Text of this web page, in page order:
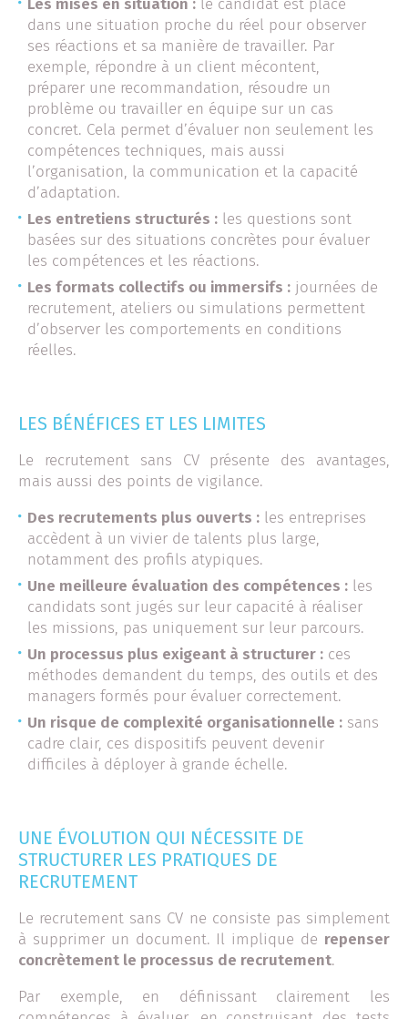
Les mises en situation : le candidat est placé
dans une situation proche du réel pour observer
ses réactions et sa manière de travailler. Par
exemple, répondre à un client mécontent,
préparer une recommandation, résoudre un
problème ou travailler en équipe sur un cas
concret. Cela permet d’évaluer non seulement les
compétences techniques, mais aussi
l’organisation, la communication et la capacité
d’adaptation.
Les entretiens structurés : les questions sont
basées sur des situations concrètes pour évaluer
les compétences et les réactions.
Les formats collectifs ou immersifs : journées de
recrutement, ateliers ou simulations permettent
d’observer les comportements en conditions
réelles.
LES BÉNÉFICES ET LES LIMITES
Le recrutement sans CV présente des avantages,
mais aussi des points de vigilance.
Des recrutements plus ouverts : les entreprises
accèdent à un vivier de talents plus large,
notamment des profils atypiques.
Une meilleure évaluation des compétences : les
candidats sont jugés sur leur capacité à réaliser
les missions, pas uniquement sur leur parcours.
Un processus plus exigeant à structurer : ces
méthodes demandent du temps, des outils et des
managers formés pour évaluer correctement.
Un risque de complexité organisationnelle : sans
cadre clair, ces dispositifs peuvent devenir
difficiles à déployer à grande échelle.
UNE ÉVOLUTION QUI NÉCESSITE DE
STRUCTURER LES PRATIQUES DE
RECRUTEMENT
Le recrutement sans CV ne consiste pas simplement
à supprimer un document. Il implique de repenser
concrètement le processus de recrutement.
Par exemple, en définissant clairement les